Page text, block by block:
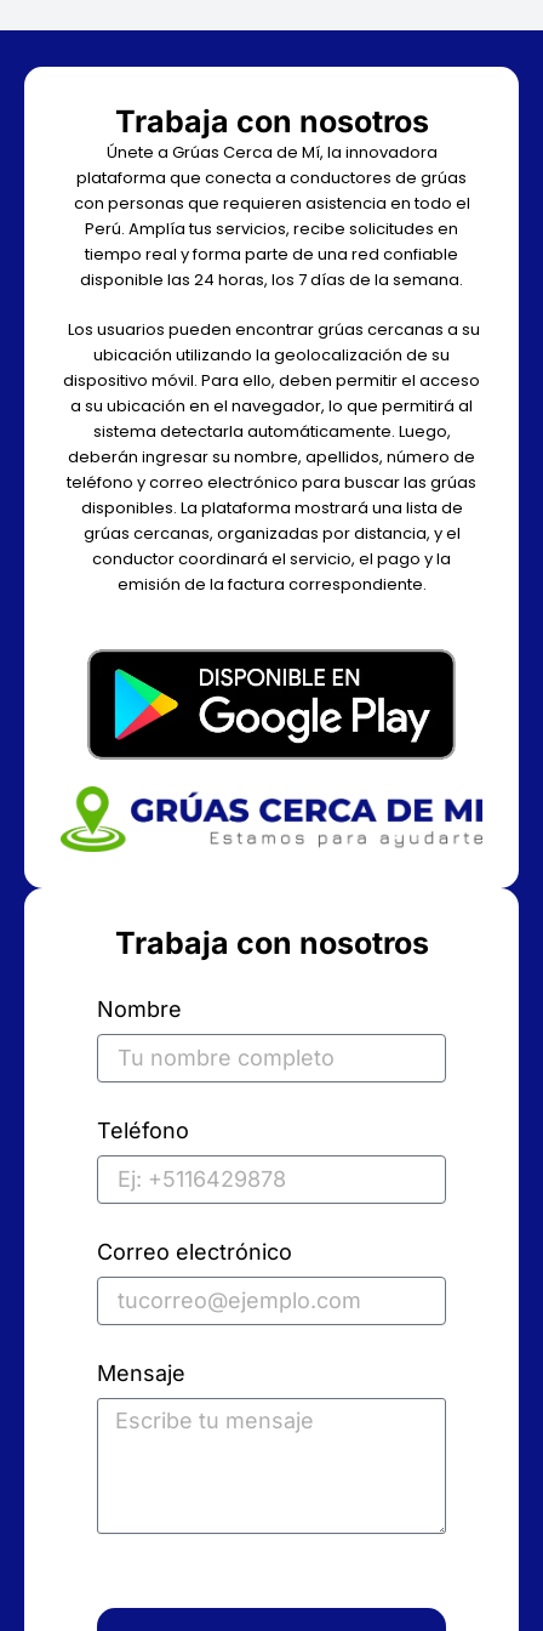
Trabaja con nosotros
Únete a Grúas Cerca de Mí, la innovadora
plataforma que conecta a conductores de grúas
con personas que requieren asistencia en todo el
Perú. Amplía tus servicios, recibe solicitudes en
tiempo real y forma parte de una red confiable
disponible las 24 horas, los 7 días de la semana.
Los usuarios pueden encontrar grúas cercanas a su
ubicación utilizando la geolocalización de su
dispositivo móvil. Para ello, deben permitir el acceso
a su ubicación en el navegador, lo que permitirá al
sistema detectarla automáticamente. Luego,
deberán ingresar su nombre, apellidos, número de
teléfono y correo electrónico para buscar las grúas
disponibles. La plataforma mostrará una lista de
grúas cercanas, organizadas por distancia, y el
conductor coordinará el servicio, el pago y la
emisión de la factura correspondiente.
Trabaja con nosotros
Nombre
Teléfono
Correo electrónico
Mensaje